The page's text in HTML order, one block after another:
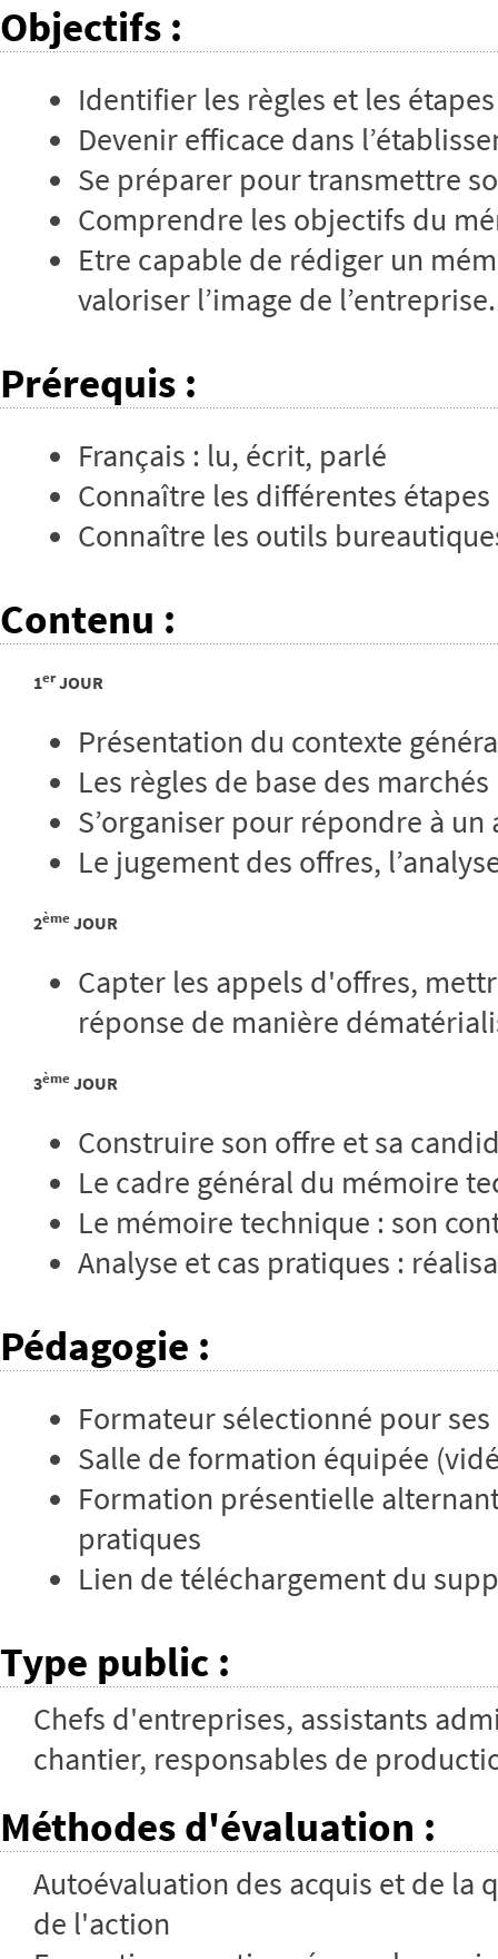
Objectifs :
Identifier les règles et les
Devenir efficace dans
Se préparer pour transmettre
Comprendre les objectifs du
Etre capable de rédiger un
valoriser l’image de l’entreprise.
Prérequis :
Français : lu, écrit, parlé
Connaître les différentes
Connaître les outils
Contenu :
1erJOUR
Présentation du contexte
Les règles de base des
S’organiser pour répondre à un
Le jugement des offres,
2èmeJOUR
Capter les appels d'offres,
réponse de manière
3èmeJOUR
Construire son offre et sa
Le cadre général du mémoire
Le mémoire technique : son
Analyse et cas pratiques :
Pédagogie :
Formateur sélectionné pour
Salle de formation équipée
Formation présentielle
pratiques
Lien de téléchargement du
Type public :
Chefs d'entreprises, assistants
chantier, responsables de
Méthodes d'évaluation :
Autoévaluation des acquis et de la
de l'action